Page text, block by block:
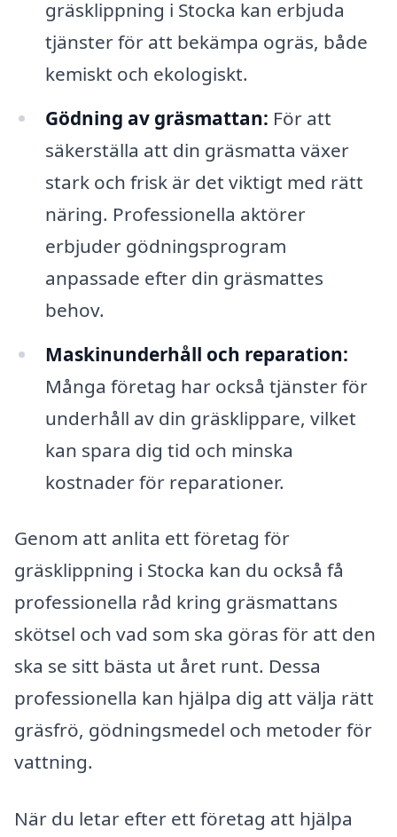
gräsklippning i Stocka kan erbjuda
tjänster för att bekämpa ogräs, både
kemiskt och ekologiskt.
Gödning av gräsmattan: För att
säkerställa att din gräsmatta växer
stark och frisk är det viktigt med rätt
näring. Professionella aktörer
erbjuder gödningsprogram
anpassade efter din gräsmattes
behov.
Maskinunderhåll och reparation:
Många företag har också tjänster för
underhåll av din gräsklippare, vilket
kan spara dig tid och minska
kostnader för reparationer.
Genom att anlita ett företag för
gräsklippning i Stocka kan du också få
professionella råd kring gräsmattans
skötsel och vad som ska göras för att den
ska se sitt bästa ut året runt. Dessa
professionella kan hjälpa dig att välja rätt
gräsfrö, gödningsmedel och metoder för
vattning.
När du letar efter ett företag att hjälpa